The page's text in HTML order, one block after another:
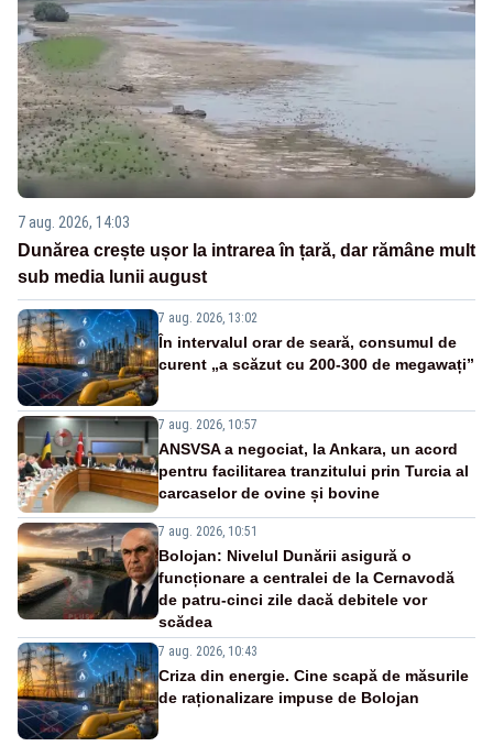
7 aug. 2026, 14:03
Dunărea crește ușor la intrarea în țară, dar rămâne mult
sub media lunii august
7 aug. 2026, 13:02
În intervalul orar de seară, consumul de
curent „a scăzut cu 200-300 de megawați”
7 aug. 2026, 10:57
ANSVSA a negociat, la Ankara, un acord
pentru facilitarea tranzitului prin Turcia al
carcaselor de ovine și bovine
7 aug. 2026, 10:51
Bolojan: Nivelul Dunării asigură o
funcționare a centralei de la Cernavodă
de patru-cinci zile dacă debitele vor
scădea
7 aug. 2026, 10:43
Criza din energie. Cine scapă de măsurile
de raționalizare impuse de Bolojan